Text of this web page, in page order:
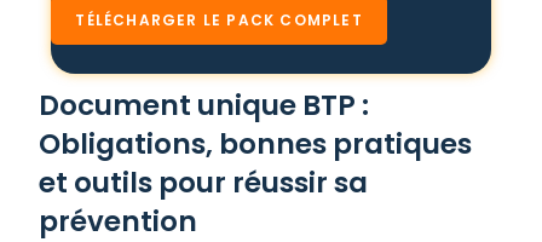
l
E
-
m
a
i
l
l
*
TÉLÉCHARGER LE PACK COMPLET
Document unique BTP :
Obligations, bonnes pratiques
et outils pour réussir sa
prévention